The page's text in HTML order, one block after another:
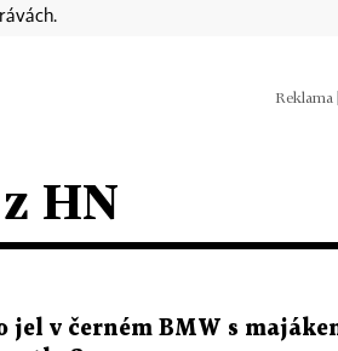
|
HN
jel v černém BMW s